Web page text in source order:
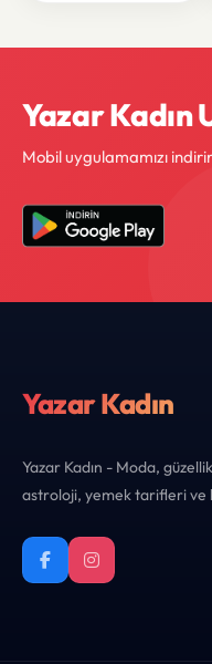
Yazar Kadın
Mobil uygulamamızı
Yazar Kadın
Yazar Kadın - Moda,
astroloji, yemek tarifleri ve